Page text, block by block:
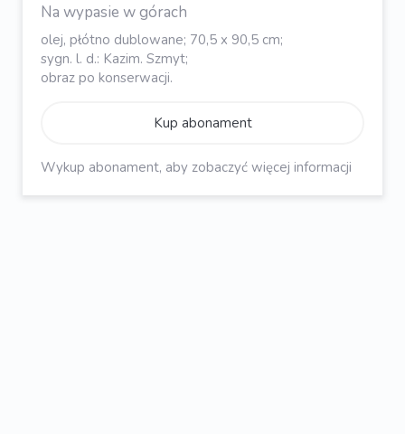
Na wypasie w górach
olej, płótno dublowane; 70,5 x 90,5 cm;
sygn. l. d.: Kazim. Szmyt;
obraz po konserwacji.
Kup abonament
Wykup abonament, aby zobaczyć więcej informacji